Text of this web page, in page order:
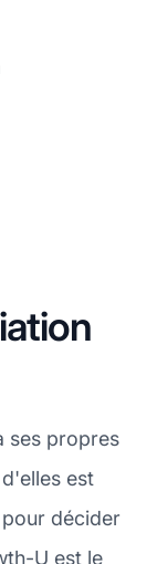
ses propres
est
décider
U est le